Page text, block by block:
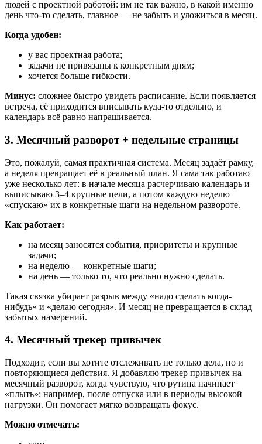
людей с проектной работой: им не так важно, в какой именно
день что-то сделать, главное — не забыть и уложиться в месяц.
Когда удобен:
у вас проектная работа;
задачи не привязаны к конкретным дням;
хочется больше гибкости.
Минус: сложнее быстро увидеть расписание. Если появляется
встреча, её приходится вписывать куда-то отдельно, и
календарь всё равно напрашивается.
3. Месячный разворот + недельные страницы
Это, пожалуй, самая практичная система. Месяц задаёт рамку,
а неделя превращает её в реальный план. Я сама так работаю
уже несколько лет: в начале месяца расчерчиваю календарь и
выписываю 3–4 крупные цели, а потом каждую неделю
«спускаю» их в конкретные шаги на недельном развороте.
Как работает:
на месяц заносятся события, приоритеты и крупные
задачи;
на неделю — конкретные шаги;
на день — только то, что реально нужно сделать.
Такая связка убирает разрыв между «надо сделать когда-
нибудь» и «делаю сегодня». И месяц не превращается в склад
забытых намерений.
4. Месячный трекер привычек
Подходит, если вы хотите отслеживать не только дела, но и
повторяющиеся действия. Я добавляю трекер привычек на
месячный разворот, когда чувствую, что рутина начинает
«плыть»: например, после отпуска или в периоды высокой
нагрузки. Он помогает мягко возвращать фокус.
Можно отмечать: